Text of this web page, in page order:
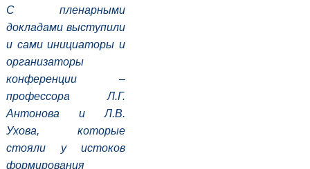
С пленарными
докладами выступили
и сами инициаторы и
организаторы
конференции –
профессора Л.Г.
Антонова и Л.В.
Ухова, которые
стояли у истоков
формирования